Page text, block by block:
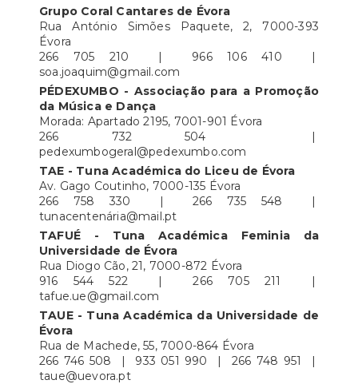
Grupo Coral Cantares de Évora
Rua António Simões Paquete, 2, 7000-393
Évora
266 705 210 | 966 106 410 |
soa.joaquim@gmail.com
PÉDEXUMBO - Associação para a Promoção
da Música e Dança
Morada: Apartado 2195, 7001-901 Évora
266 732 504 |
pedexumbogeral@pedexumbo.com
TAE - Tuna Académica do Liceu de Évora
Av. Gago Coutinho, 7000-135 Évora
266 758 330 | 266 735 548 |
tunacentenária@mail.pt
TAFUÉ - Tuna Académica Feminia da
Universidade de Évora
Rua Diogo Cão, 21, 7000-872 Évora
916 544 522 | 266 705 211 |
tafue.ue@gmail.com
TAUE - Tuna Académica da Universidade de
Évora
Rua de Machede, 55, 7000-864 Évora
266 746 508 | 933 051 990 | 266 748 951 |
taue@uevora.pt